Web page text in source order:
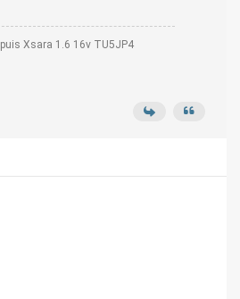
306 1.6 TU5JP 100% E85 puis Xsara 1.6 16v TU5JP4